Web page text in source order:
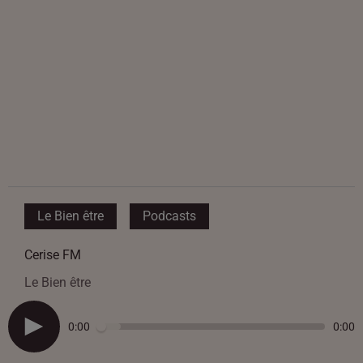
Le Bien être Podcasts
Cerise FM
Le Bien être
0:00 0:00